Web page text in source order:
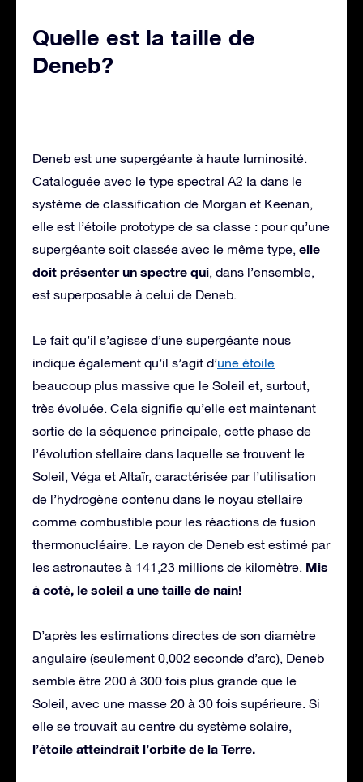
Quelle est la taille de
Deneb?
Deneb est une supergéante à haute luminosité.
Cataloguée avec le type spectral A2 Ia dans le
système de classification de Morgan et Keenan,
elle est l’étoile prototype de sa classe : pour qu’une
supergéante soit classée avec le même type, elle
doit présenter un spectre qui, dans l’ensemble,
est superposable à celui de Deneb.
Le fait qu’il s’agisse d’une supergéante nous
indique également qu’il s’agit d’une étoile
beaucoup plus massive que le Soleil et, surtout,
très évoluée. Cela signifie qu’elle est maintenant
sortie de la séquence principale, cette phase de
l’évolution stellaire dans laquelle se trouvent le
Soleil, Véga et Altaïr, caractérisée par l’utilisation
de l’hydrogène contenu dans le noyau stellaire
comme combustible pour les réactions de fusion
thermonucléaire. Le rayon de Deneb est estimé par
les astronautes à 141,23 millions de kilomètre. Mis
à coté, le soleil a une taille de nain!
D’après les estimations directes de son diamètre
angulaire (seulement 0,002 seconde d’arc), Deneb
semble être 200 à 300 fois plus grande que le
Soleil, avec une masse 20 à 30 fois supérieure. Si
elle se trouvait au centre du système solaire,
l’étoile atteindrait l’orbite de la Terre.